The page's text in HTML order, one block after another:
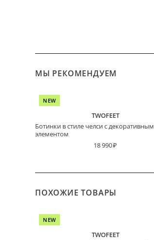
МЫ РЕКОМЕНДУЕМ
NEW
TWOFEET
Ботинки в стиле челси с декоративным
элементом
18 990
ПОХОЖИЕ ТОВАРЫ
NEW
TWOFEET